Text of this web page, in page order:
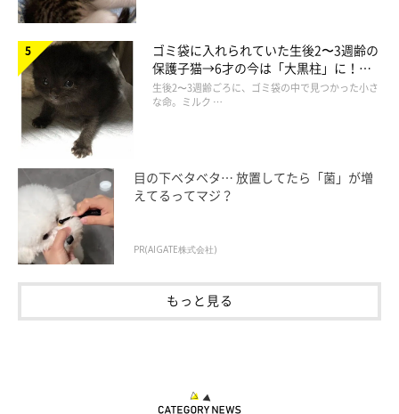
ゴミ袋に入れられていた生後2〜3週齢の
保護子猫→6才の今は「大黒柱」に！
美しい黒猫に成長した姿にグッとくる
生後2〜3週齢ごろに、ゴミ袋の中で見つかった小さ
な命。ミルク …
目の下ベタベタ… 放置してたら「菌」が増
えてるってマジ？
PR(AIGATE株式会社)
もっと見る